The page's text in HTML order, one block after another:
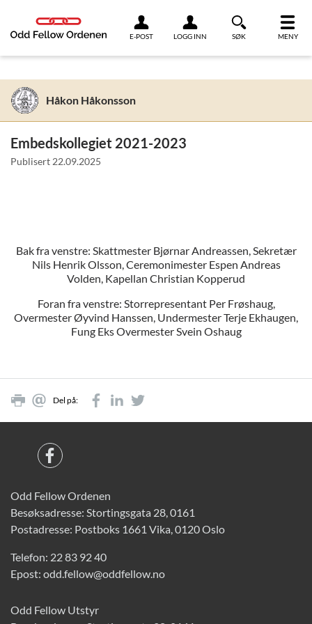
E-POST LOGG INN SØK MENY
Håkon Håkonsson
Embedskollegiet 2021-2023
Publisert 22.09.2025
Bak fra venstre: Skattmester Bjørnar Andreassen, Sekretær
Nils Henrik Olsson, Ceremonimester Espen Andreas
Volden, Kapellan Christian Kopperud
Foran fra venstre: Storrepresentant Per Frøshaug,
Overmester Øyvind Hanssen, Undermester Terje Ekhaugen,
Fung Eks Overmester Svein Oshaug
Del på:
Odd Fellow Ordenen
Besøksadresse: Stortingsgata 28, 0161
Postadresse: Postboks 1661 Vika, 0120 Oslo
Telefon: 22 83 92 40
Epost: odd.fellow@oddfellow.no
Odd Fellow Utstyr